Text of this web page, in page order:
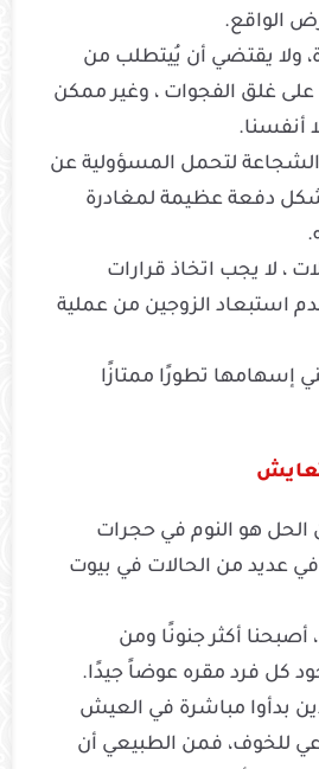
الواقع.
ولا يقتضي أن يُيتطلب من
على غلق الفجوات ، وغير ممكن
أنفسنا.
لتحمل المسؤولية عن
دفعة عظيمة لمغادرة
، لا يجب اتخاذ قرارات
استبعاد الزوجين من عملية
إسهامها تطورًا ممتازًا
الحل هو النوم في حجرات
عديد من الحالات في بيوت
أكثر جنونًا ومن
كل فرد مقره عوضاً جيدًا.
بدأوا مباشرة في العيش
للخوف، فمن الطبيعي أن